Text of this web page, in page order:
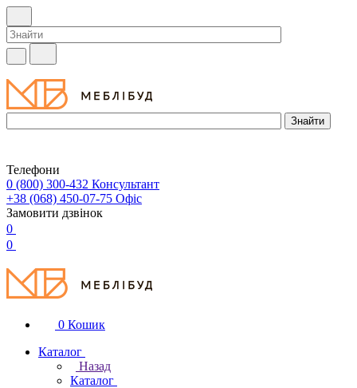
Телефони
0 (800) 300-432 Консультант
+38 (068) 450-07-75 Офіс
Замовити дзвінок
0
0
0 Кошик
Каталог
Назад
Каталог